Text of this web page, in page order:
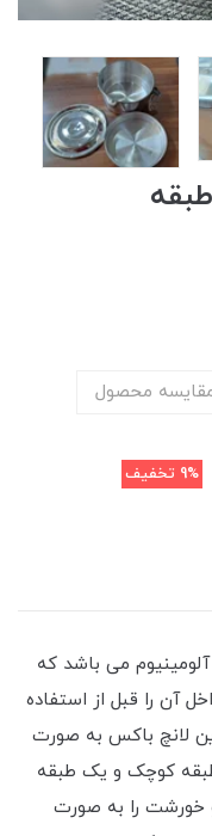
ظرف غذا (لانچ باکس) ۲ طبقه
محصول
9% تخفیف
می باشد که
آن را قبل از استفاده
لانچ باکس به صورت
کوچک و یک طبقه
خورشت را به صورت